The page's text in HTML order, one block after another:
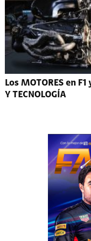
Los MOTORES en
Y TECNOLOGÍA